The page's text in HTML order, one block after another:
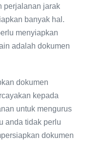
perjalanan jarak
banyak hal.
menyiapkan
adalah dokumen
dokumen
kepada
untuk mengurus
anda tidak perlu
dokumen